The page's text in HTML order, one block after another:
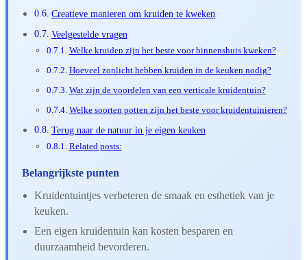
Creatieve manieren om kruiden te kweken
Veelgestelde vragen
Welke kruiden zijn het beste voor binnenshuis kweken?
Hoeveel zonlicht hebben kruiden in de keuken nodig?
Wat zijn de voordelen van een verticale kruidentuin?
Welke soorten potten zijn het beste voor kruidentuinieren?
Terug naar de natuur in je eigen keuken
Related posts:
Belangrijkste punten
Kruidentuintjes verbeteren de smaak en esthetiek van je
keuken.
Een eigen kruidentuin kan kosten besparen en
duurzaamheid bevorderen.